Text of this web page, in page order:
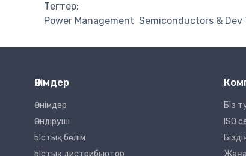
Тегтер:
Power Management Semiconductors & Dev
Өнімдер
Өнімдер
Өндіруші
Ыстық бөлім
Біз
ISO